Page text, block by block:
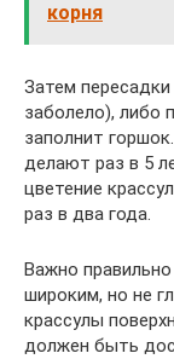
корня
Затем
заболело), либо
заполнит
делают раз в 5
цветение
раз в два года.
Важно
широким, но не
крассулы
должен быть